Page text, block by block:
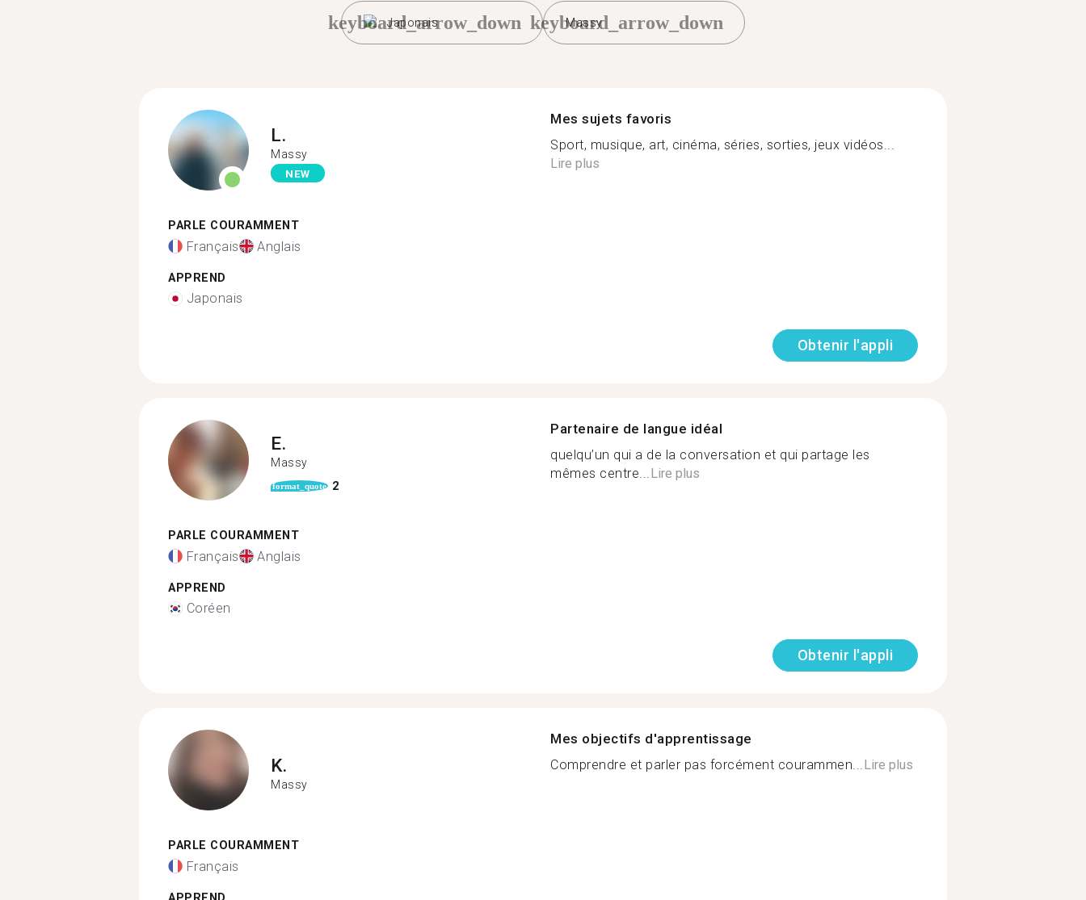
Japonais
keyboard_arrow_down Massy
keyboard_arrow_down
L.
Massy
NEW
PARLE COURAMMENT
Français Anglais
APPREND
Japonais
Mes sujets favoris
Sport, musique, art, cinéma, séries, sorties, jeux vidéos...
Lire plus
Obtenir l'appli
E.
Massy
format_quote 2
PARLE COURAMMENT
Français Anglais
APPREND
Coréen
Partenaire de langue idéal
quelqu’un qui a de la conversation et qui partage les
mêmes centre...Lire plus
Obtenir l'appli
K.
Massy
PARLE COURAMMENT
Français
Mes objectifs d'apprentissage
Comprendre et parler pas forcément courammen...Lire plus